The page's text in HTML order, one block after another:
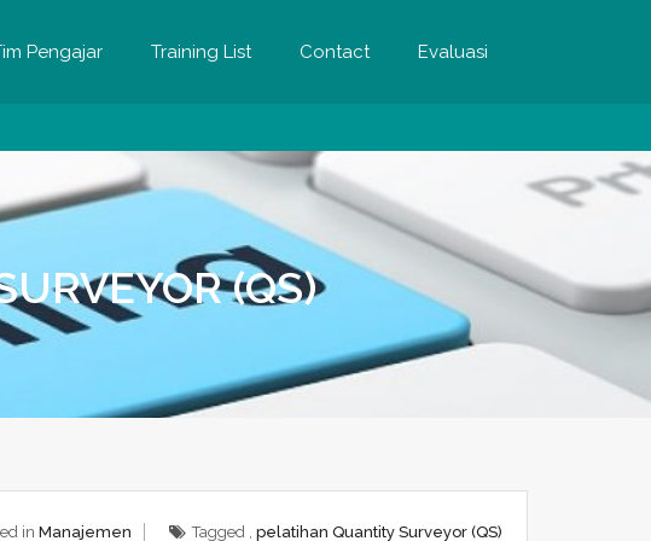
Pengajar Training List Contact Evaluasi
(QS)
in Manajemen Tagged , pelatihan Quantity Surveyor (QS)